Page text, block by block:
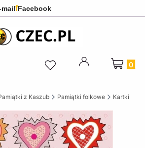
mailfFacebook
Produkty
z Kaszub Pamiątki folkowe Kartki